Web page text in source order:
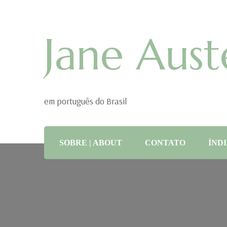
Jane
em português do Brasil
SOBRE | ABOUT CONTATO